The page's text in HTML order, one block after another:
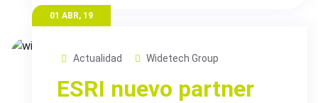
01 ABR, 19
Actualidad Widetech Group
ESRI nuevo partner